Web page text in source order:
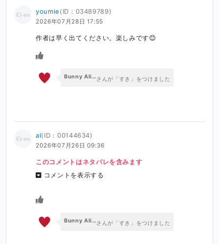
youmie(ID：03489789)
2026年07月28日 17:55
作者は早く出てください。楽しみです😊
Bunny Alice Gamesさんが「すき」をつけました
al(ID：00144634)
2026年07月26日 09:36
このコメントはネタバレを含みます
コメントを表示する
Bunny Alice Gamesさんが「すき」をつけました